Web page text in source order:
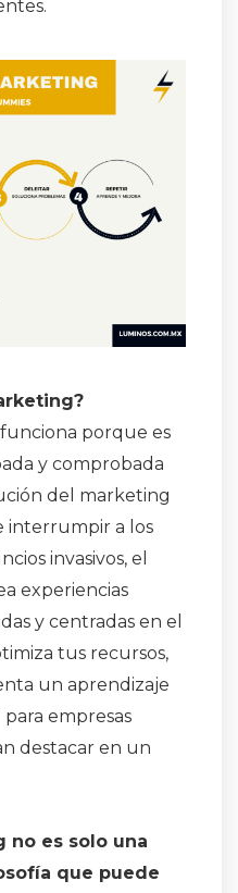
porque es
y comprobada
del marketing
interrumpir a los
invasivos, el
experiencias
y centradas en el
tus recursos,
un aprendizaje
empresas
destacar en un
no es solo una
que puede